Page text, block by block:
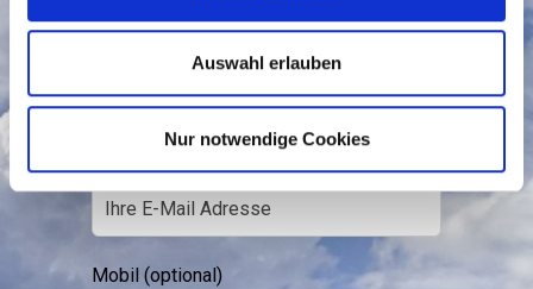
Auswahl erlauben
Nur notwendige Cookies
Ort
Mobil (optional)